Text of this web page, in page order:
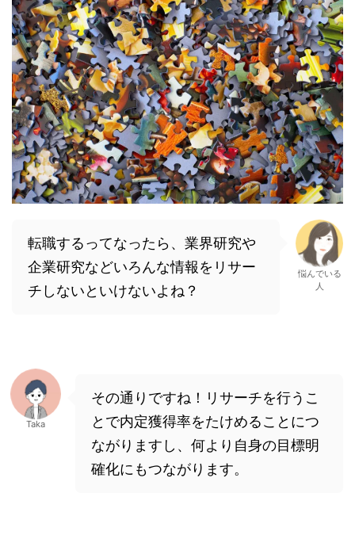
転職するってなったら、業界研究や
企業研究などいろんな情報をリサー
チしないといけないよね？
悩んでいる
人
Taka
その通りですね！リサーチを行うこ
とで内定獲得率をたけめることにつ
ながりますし、何より自身の目標明
確化にもつながります。